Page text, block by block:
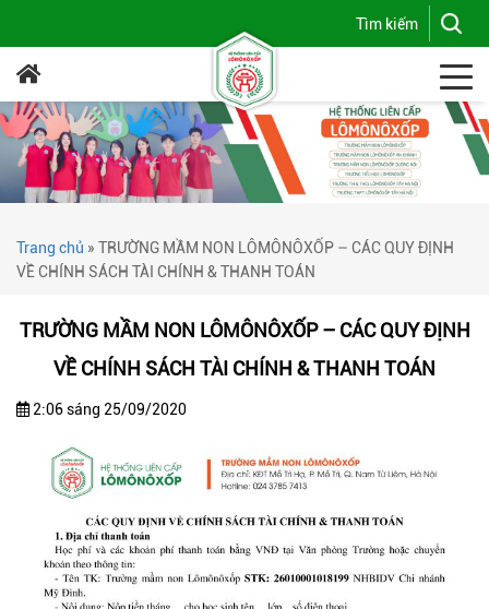
Trang chủ » TRƯỜNG MẦM NON LÔMÔNÔXỐP – CÁC QUY ĐỊNH
VỀ CHÍNH SÁCH TÀI CHÍNH & THANH TOÁN
TRƯỜNG MẦM NON LÔMÔNÔXỐP – CÁC QUY ĐỊNH
VỀ CHÍNH SÁCH TÀI CHÍNH & THANH TOÁN
2:06 sáng 25/09/2020